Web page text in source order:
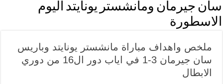
سان جيرمان ومانشستر يونايتد اليوم
الاسطورة
ملخص واهداف مباراة مانشستر يونايتد وباريس
سان جيرمان 3-1 في اياب دور ال16 من دوري
الابطال